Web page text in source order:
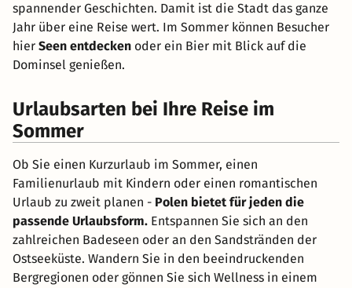
spannender Geschichten. Damit ist die Stadt das ganze
Jahr über eine Reise wert. Im Sommer können Besucher
hier Seen entdecken oder ein Bier mit Blick auf die
Dominsel genießen.
Urlaubsarten bei Ihre Reise im
Sommer
Ob Sie einen Kurzurlaub im Sommer, einen
Familienurlaub mit Kindern oder einen romantischen
Urlaub zu zweit planen - Polen bietet für jeden die
passende Urlaubsform. Entspannen Sie sich an den
zahlreichen Badeseen oder an den Sandstränden der
Ostseeküste. Wandern Sie in den beeindruckenden
Bergregionen oder gönnen Sie sich Wellness in einem